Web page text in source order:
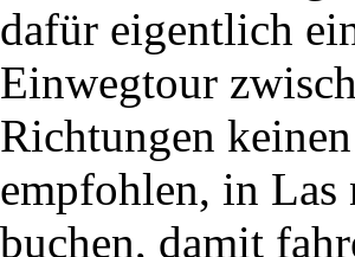
dafür eigentlich
Einwegtour
Richtungen
empfohlen, in Las
buchen, damit